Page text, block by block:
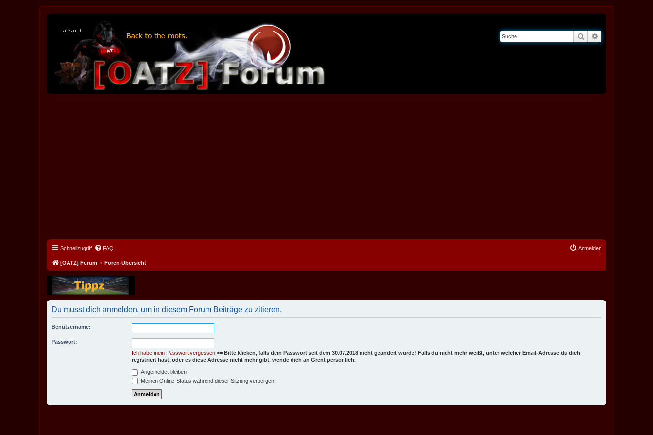
Suche
Schnellzugriff FAQ Anmelden
[OATZ] Forum Foren-Übersicht
Du musst dich anmelden, um in diesem Forum Beiträge zu zitieren.
Benutzername:
Passwort:
Ich habe mein Passwort vergessen <= Bitte klicken, falls dein Passwort seit dem 30.07.2018 nicht geändert wurde! Falls du nicht mehr weißt, unter welcher Email-Adresse du dich
registriert hast, oder es diese Adresse nicht mehr gibt, wende dich an Grent persönlich.
Angemeldet bleiben
Meinen Online-Status während dieser Sitzung verbergen